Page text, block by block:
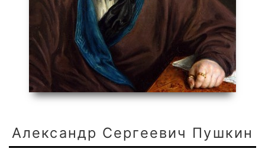
Александр Сергеевич Пушкин